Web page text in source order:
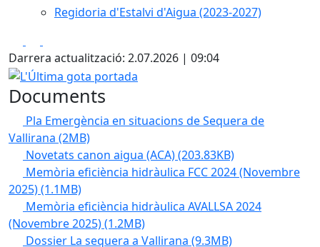
Regidoria d'Estalvi d'Aigua (2023-2027)
Darrera actualització: 2.07.2026 | 09:04
L'Última gota portada
Documents
Pla Emergència en situacions de Sequera de
Vallirana (2MB)
Novetats canon aigua (ACA)(203.83KB)
Memòria eficiència hidràulica FCC 2024 (Novembre
2025)(1.1MB)
Memòria eficiència hidràulica AVALLSA 2024
(Novembre 2025)(1.2MB)
Dossier La sequera a Vallirana (9.3MB)